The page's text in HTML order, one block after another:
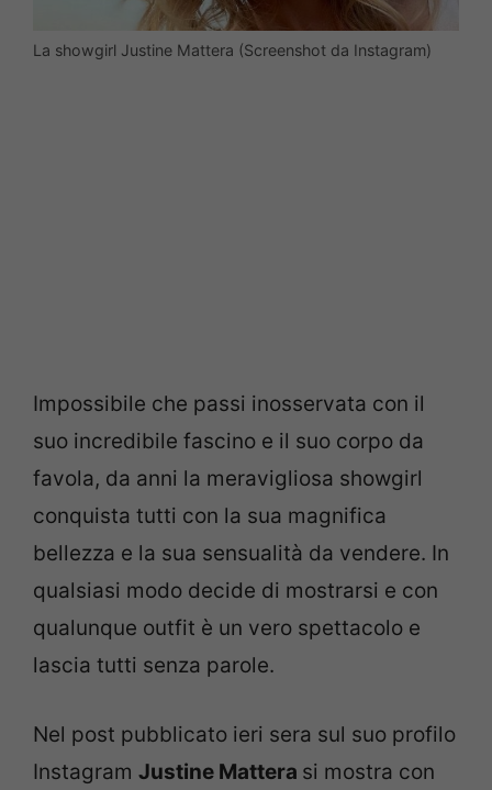
La showgirl Justine Mattera (Screenshot da Instagram)
Impossibile che passi inosservata con il
suo incredibile fascino e il suo corpo da
favola, da anni la meravigliosa showgirl
conquista tutti con la sua magnifica
bellezza e la sua sensualità da vendere. In
qualsiasi modo decide di mostrarsi e con
qualunque outfit è un vero spettacolo e
lascia tutti senza parole.
Nel post pubblicato ieri sera sul suo profilo
Instagram Justine Mattera si mostra con